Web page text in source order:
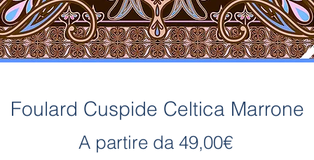
Foulard Cuspide Celtica Marrone
A partire da 49,00€Prezzo